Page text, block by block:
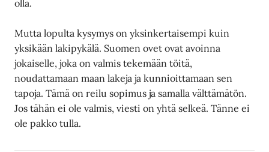
olla.
Mutta lopulta kysymys on yksinkertaisempi kuin
yksikään lakipykälä. Suomen ovet ovat avoinna
jokaiselle, joka on valmis tekemään töitä,
noudattamaan maan lakeja ja kunnioittamaan sen
tapoja. Tämä on reilu sopimus ja samalla välttämätön.
Jos tähän ei ole valmis, viesti on yhtä selkeä. Tänne ei
ole pakko tulla.